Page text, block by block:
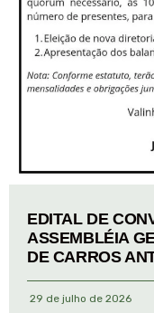
EDITAL DE
ASSEMBLÉIA
DE CARROS
29 de julho de 2026